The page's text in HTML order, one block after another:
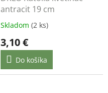
antracit 19 cm
Skladom (2 ks)
3,10 €
Do košíka